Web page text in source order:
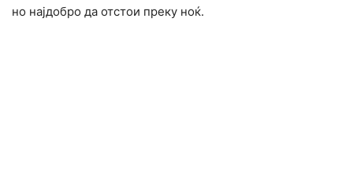
но најдобро да отстои преку ноќ.